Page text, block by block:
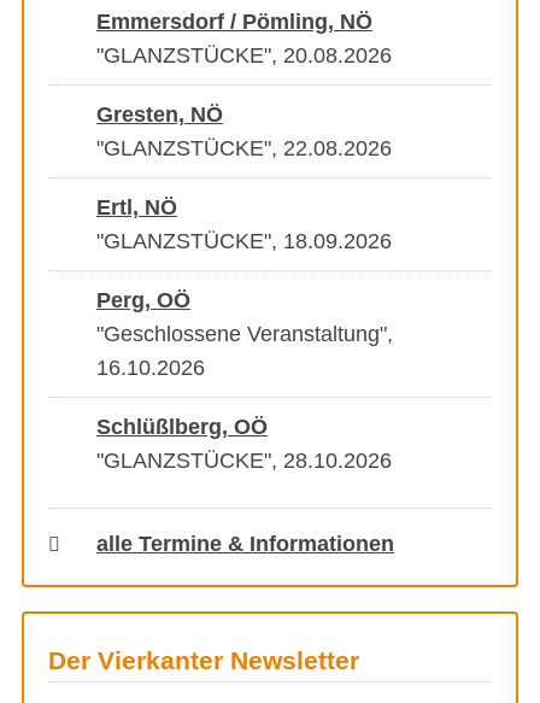
Emmersdorf / Pömling, NÖ
"GLANZSTÜCKE", 20.08.2026
Gresten, NÖ
"GLANZSTÜCKE", 22.08.2026
Ertl, NÖ
"GLANZSTÜCKE", 18.09.2026
Perg, OÖ
"Geschlossene Veranstaltung",
16.10.2026
Schlüßlberg, OÖ
"GLANZSTÜCKE", 28.10.2026
alle Termine & Informationen
Der Vierkanter Newsletter